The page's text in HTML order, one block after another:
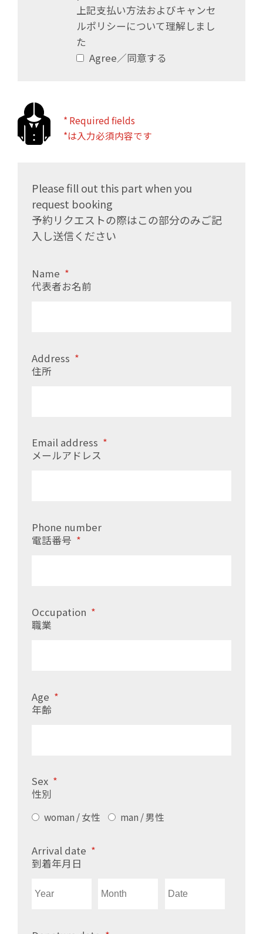
上記支払い方法およびキャンセ
ルポリシーについて理解しまし
た
Agree／同意する
* Required fields
*は入力必須内容です
Please fill out this part when you
request booking
予約リクエストの際はこの部分のみご記
入し送信ください
Name *
代表者お名前
Address *
住所
Email address *
メールアドレス
Phone number
電話番号 *
Occupation *
職業
Age *
年齢
Sex *
性別
woman / 女性 man / 男性
Arrival date *
到着年月日